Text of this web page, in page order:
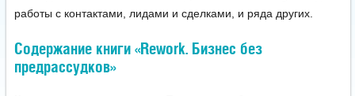
работы с контактами, лидами и сделками, и ряда других.
Содержание книги «Rework. Бизнес без
предрассудков»